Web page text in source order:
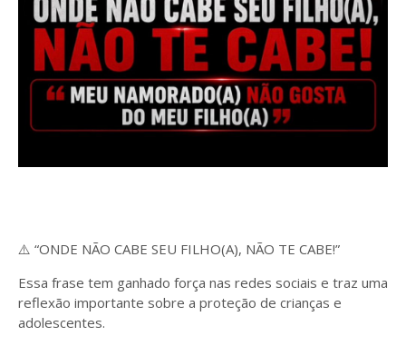
⚠️ “ONDE NÃO CABE SEU FILHO(A), NÃO TE CABE!”
Essa frase tem ganhado força nas redes sociais e traz uma
reflexão importante sobre a proteção de crianças e
adolescentes.